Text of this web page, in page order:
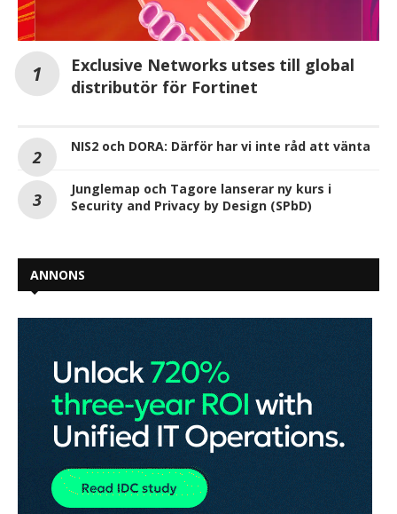
Exclusive Networks utses till global
distributör för Fortinet
NIS2 och DORA: Därför har vi inte råd att vänta
Junglemap och Tagore lanserar ny kurs i
Security and Privacy by Design (SPbD)
ANNONS